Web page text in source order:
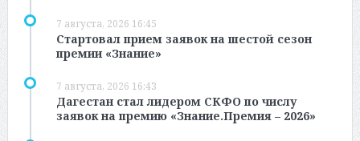
7 августа, 2026 16:45
Стартовал прием заявок на шестой сезон
премии «Знание»
7 августа, 2026 16:43
Дагестан стал лидером СКФО по числу
заявок на премию «Знание.Премия – 2026»